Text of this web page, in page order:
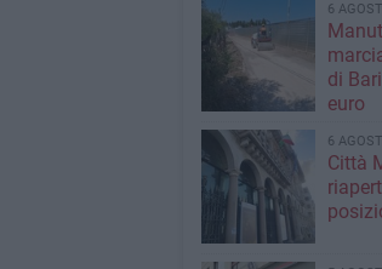
6
di
euro
6
Città